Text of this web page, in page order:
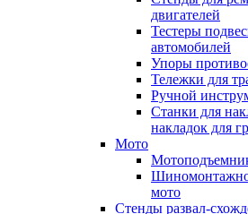
двигателей
Тестеры
автомобилей
Упоры
Тележки для
Ручной
Станки для
накладок для
Мото
мото
Стенды развал-